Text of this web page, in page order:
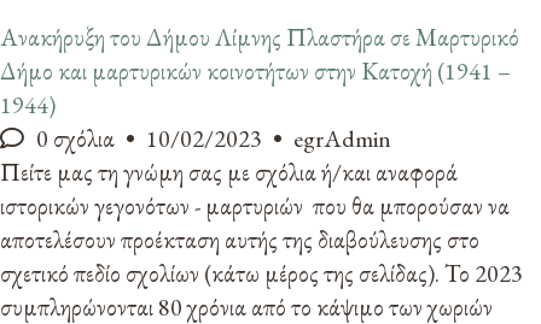
Ανακήρυξη του Δήμου Λίμνης Πλαστήρα σε Μαρτυρικό
Δήμο και μαρτυρικών κοινοτήτων στην Κατοχή (1941 –
1944)
0 σχόλια
10/02/2023
egrAdmin
Πείτε μας τη γνώμη σας με σχόλια ή/και αναφορά
ιστορικών γεγονότων - μαρτυριών που θα μπορούσαν να
αποτελέσουν προέκταση αυτής της διαβούλευσης στο
σχετικό πεδίο σχολίων (κάτω μέρος της σελίδας). Το 2023
συμπληρώνονται 80 χρόνια από το κάψιμο των χωριών